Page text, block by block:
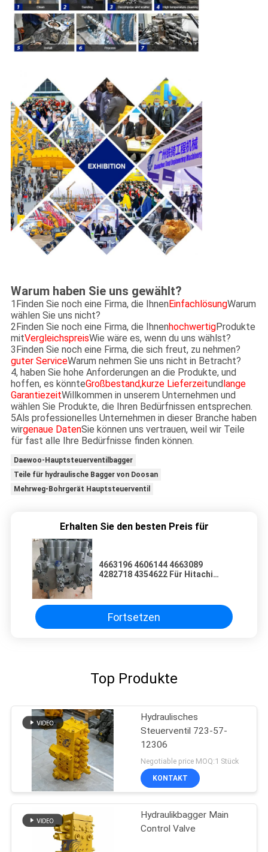
Warum haben Sie uns gewählt?
1Finden Sie noch eine Firma, die Ihnen EinfachlösungWarum
wählen Sie uns nicht?
2Finden Sie noch eine Firma, die IhnenhochwertigProdukte
mitVergleichspreisWie wäre es, wenn du uns wählst?
3Finden Sie noch eine Firma, die sich freut, zu nehmen?
guter ServiceWarum nehmen Sie uns nicht in Betracht?
4, haben Sie hohe Anforderungen an die Produkte, und
hoffen, es könnteGroßbestand,kurze Lieferzeitund lange
GarantiezeitWillkommen in unserem Unternehmen und
wählen Sie Produkte, die Ihren Bedürfnissen entsprechen.
5Als professionelles Unternehmen in dieser Branche haben
wirgenaue DatenSie können uns vertrauen, weil wir Teile
für fast alle Ihre Bedürfnisse finden können.
Daewoo-Hauptsteuerventilbagger
Teile für hydraulische Bagger von Doosan
Mehrweg-Bohrgerät Hauptsteuerventil
Erhalten Sie den besten Preis für
4663196 4606144 4663089
4282718 4354622 Für Hitachi
Fortsetzen
Top Produkte
Hydraulisches
Steuerventil 723-57-
12306
Negotiable price MOQ:1 Stück
KONTAKT
Hydraulikbagger Main
Control Valve